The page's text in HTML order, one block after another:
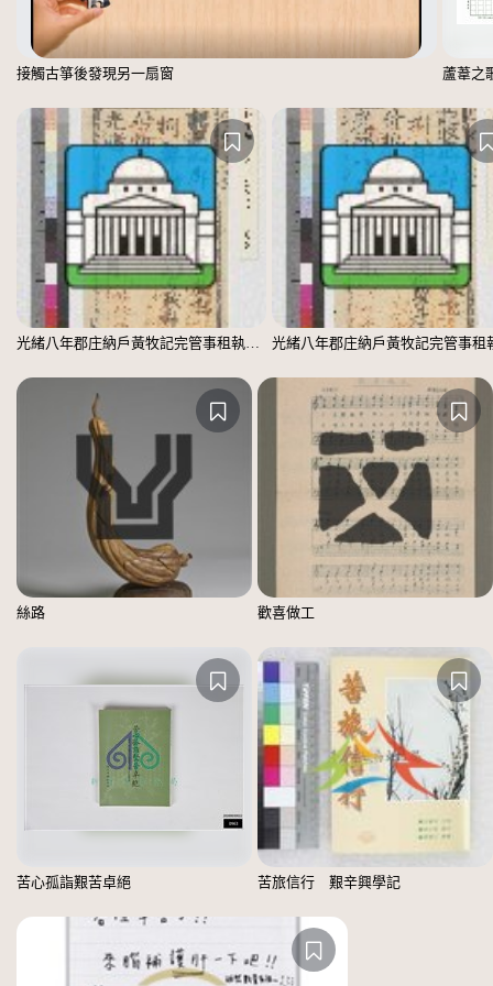
接觸古箏後發現另一扇窗 蘆葦之
光緒八年郡庄納戶黃牧記完管事租執照(辛勞米玖升正)
絲路 歡喜做工
苦心孤詣艱苦卓絕 苦旅信行 艱辛興學記